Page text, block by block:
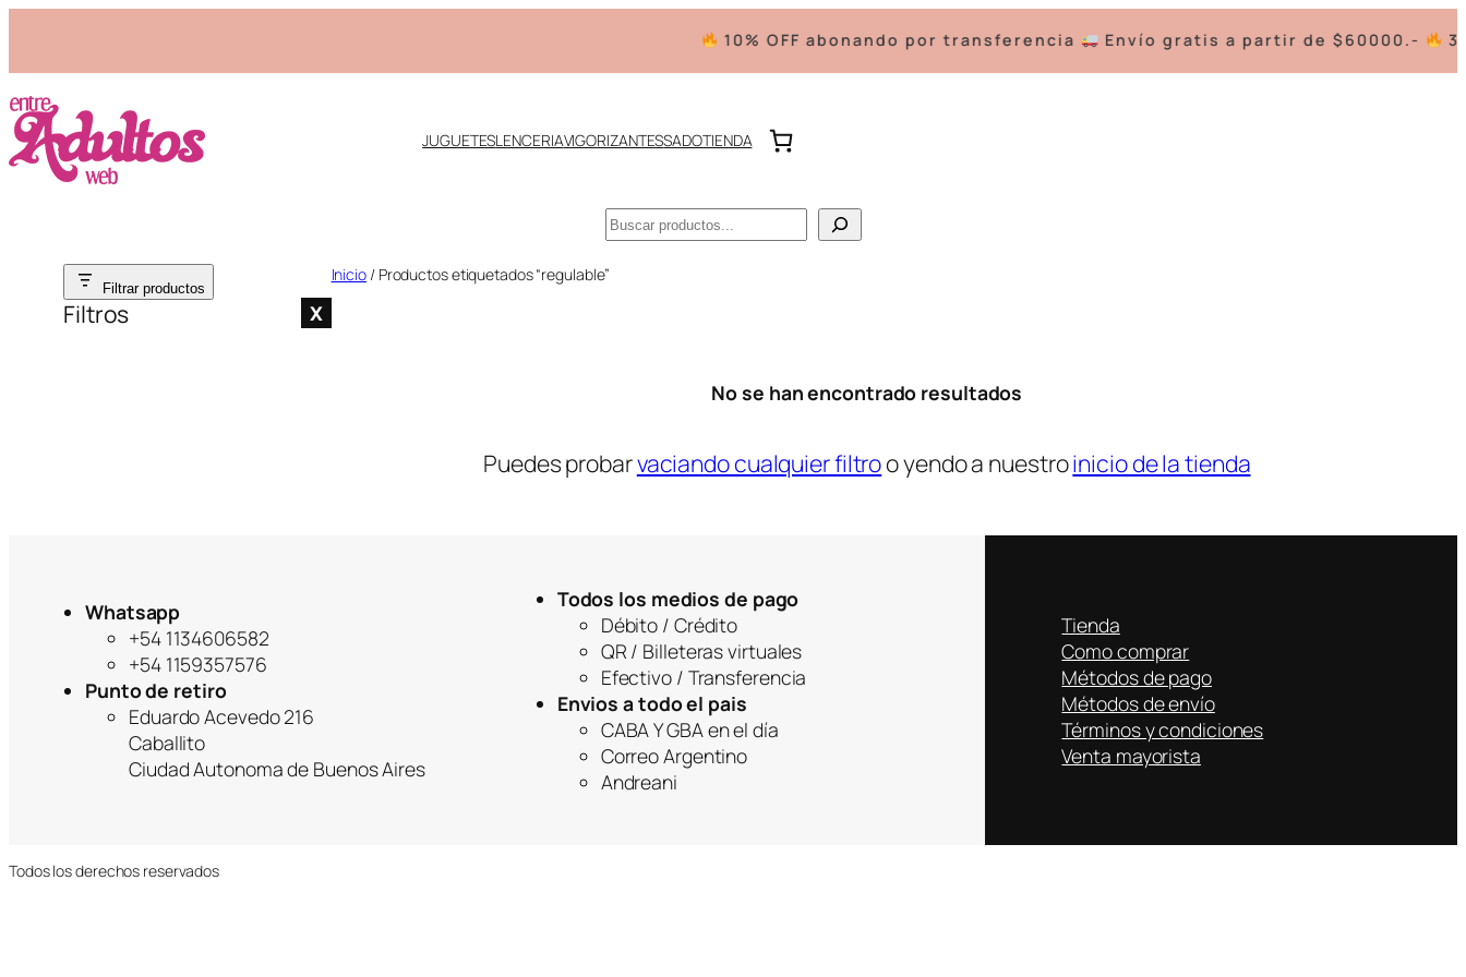
10% OFF abonando por transferencia Envío gratis a partir de $60000.- 3
JUGUETESLENCERIAVIGORIZANTESSADOTIENDA
Buscar
Filtrar productos
Filtros X
Inicio / Productos etiquetados “regulable”
No se han encontrado resultados
Puedes probarvaciando cualquier filtroo yendo a nuestroinicio de la tienda
Whatsapp
+54 1134606582
+54 1159357576
Punto de retiro
Eduardo Acevedo 216
Caballito
Ciudad Autonoma de Buenos Aires
Todos los medios de pago
Débito / Crédito
QR / Billeteras virtuales
Efectivo / Transferencia
Envios a todo el pais
CABA Y GBA en el día
Correo Argentino
Andreani
Tienda
Como comprar
Métodos de pago
Métodos de envío
Términos y condiciones
Venta mayorista
Todos los derechos reservados